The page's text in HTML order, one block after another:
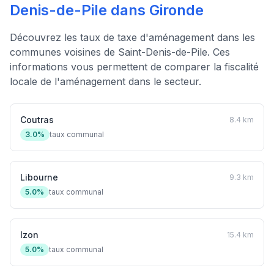
Denis-de-Pile dans Gironde
Découvrez les taux de taxe d'aménagement dans les
communes voisines de Saint-Denis-de-Pile. Ces
informations vous permettent de comparer la fiscalité
locale de l'aménagement dans le secteur.
Coutras
8.4 km
3.0% taux communal
Libourne
9.3 km
5.0% taux communal
Izon
15.4 km
5.0% taux communal